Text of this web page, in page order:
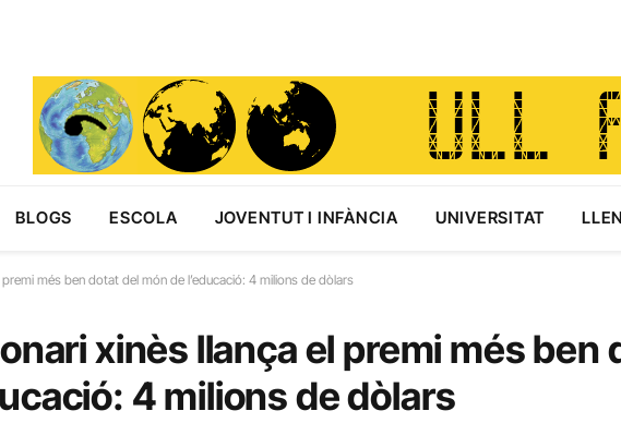
BLOGS ESCOLA JOVENTUT I INFÀNCIA UNIVERSITAT
premi més ben dotat del món de l’educació: 4 milions de dòlars
xinès llança el premi més ben
4 milions de dòlars